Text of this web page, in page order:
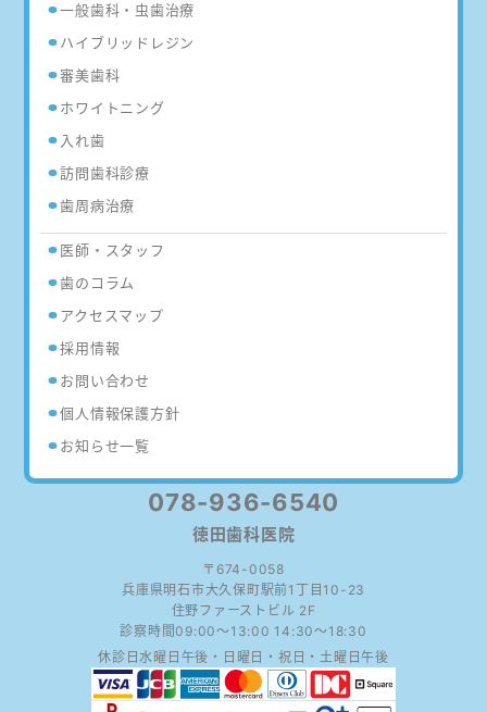
一般歯科・虫歯治療
ハイブリッドレジン
審美歯科
ホワイトニング
入れ歯
訪問歯科診療
歯周病治療
医師・スタッフ
歯のコラム
アクセスマップ
採用情報
お問い合わせ
個人情報保護方針
お知らせ一覧
徳田歯科医院
〒674-0058
兵庫県明石市大久保町駅前1丁目10-23
住野ファーストビル 2F
078-936-6540
09:00～13:00 14:30～18:30
水曜日午後・日曜日・祝日・土曜日午後